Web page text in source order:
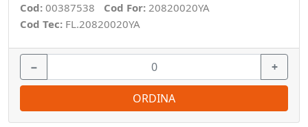
Cod: 00387538 Cod For: 20820020YA
Cod Tec: FL.20820020YA
− +
ORDINA